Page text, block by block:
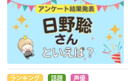
ランキング 話題 声優